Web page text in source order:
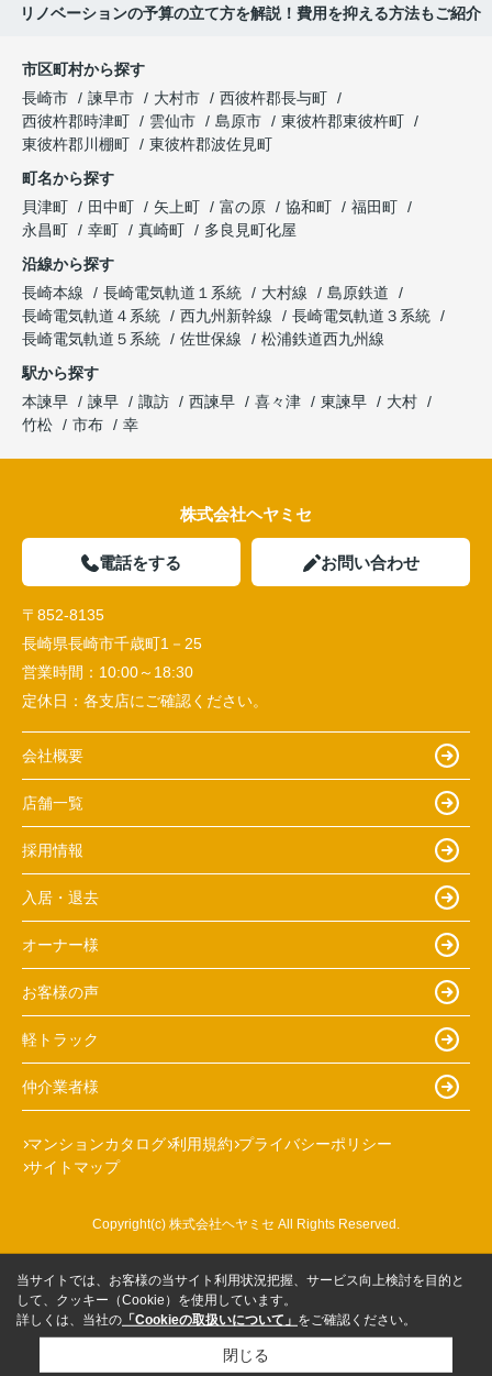
リノベーションの予算の立て方を解説！費用を抑える方法もご紹介
市区町村から探す
長崎市
諫早市 大村市
西彼杵郡長与町
西彼杵郡時津町
雲仙市 島原市
東彼杵郡東彼杵町
東彼杵郡川棚町
東彼杵郡波佐見町
町名から探す
貝津町
田中町 矢上町 富の原 協和町
福田町
永昌町
幸町 真崎町
多良見町化屋
沿線から探す
長崎本線
長崎電気軌道１系統 大村線
島原鉄道
長崎電気軌道４系統
西九州新幹線
長崎電気軌道３系統
長崎電気軌道５系統
佐世保線
松浦鉄道西九州線
駅から探す
本諫早
諫早 諏訪 西諫早 喜々津 東諫早
大村
竹松
市布 幸
株式会社ヘヤミセ
電話をする お問い合わせ
〒852-8135
長崎県長崎市千歳町1－25
営業時間： 10:00～18:30
定休日： 各支店にご確認ください。
会社概要
店舗一覧
採用情報
入居・退去
オーナー様
お客様の声
軽トラック
仲介業者様
マンションカタログ 利用規約 プライバシーポリシー
サイトマップ
Copyright(c) 株式会社ヘヤミセ All Rights Reserved.
当サイトでは、お客様の当サイト利用状況把握、サービス向上検討を目的と
して、クッキー（Cookie）を使用しています。
詳しくは、当社の 「Cookieの取扱いについて」 をご確認ください。
閉じる